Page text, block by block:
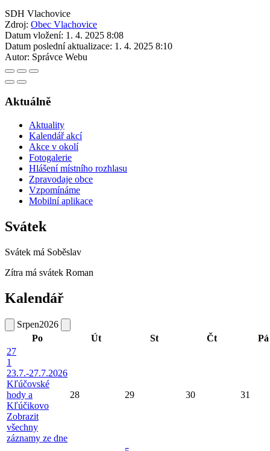
SDH Vlachovice
Zdroj: Obec Vlachovice
Datum vložení: 1. 4. 2025 8:08
Datum poslední aktualizace: 1. 4. 2025 8:10
Autor: Správce Webu
Aktuálně
Aktuality
Kalendář akcí
Akce v okolí
Fotogalerie
Hlášení místního rozhlasu
Zpravodaje obce
Vzpomínáme
Mobilní aplikace
Svátek
Svátek má Soběslav
Zítra má svátek Roman
Kalendář
Srpen2026
Po
Út St Čt
Pá
27
1
23.7.-27.7.2026
Kľúčovské
hody a
Kľúčikovo
Zobrazit
všechny
záznamy ze dne
28 29 30 31